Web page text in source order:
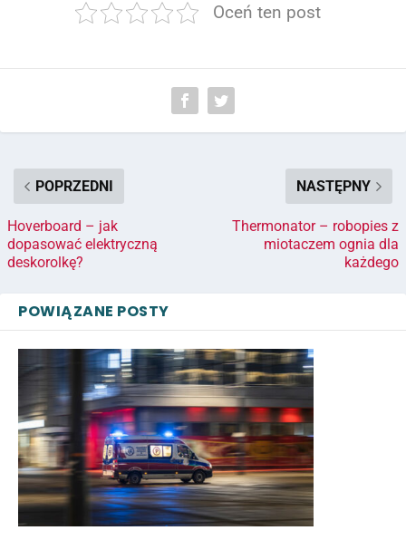
Oceń ten post
POPRZEDNI
Hoverboard – jak
dopasować elektryczną
deskorolkę?
NASTĘPNY
Thermonator – robopies z
miotaczem ognia dla
każdego
POWIĄZANE POSTY